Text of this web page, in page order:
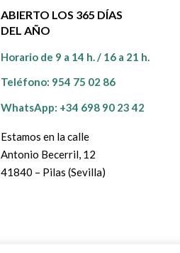
ABIERTO LOS 365 DÍAS
DEL AÑO
Horario de 9 a 14 h. / 16 a 21 h.
Teléfono: 954 75 02 86
WhatsApp: +34 698 90 23 42
Estamos en la calle
Antonio Becerril, 12
41840 – Pilas (Sevilla)